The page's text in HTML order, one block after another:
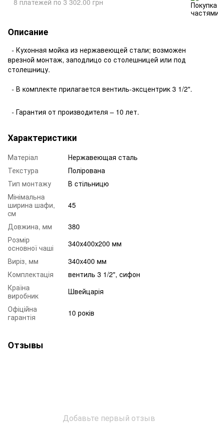
Описание
- Кухонная мойка из нержавеющей стали; возможен
врезной монтаж, заподлицо со столешницей или под
столешницу.
- В комплекте прилагается вентиль-эксцентрик 3 1/2".
- Гарантия от производителя – 10 лет.
Характеристики
Матеріал
Нержавеющая сталь
Текстура
Полірована
Тип монтажу
В стільницю
Мінімальна
ширина шафи,
cм
45
Довжина, мм
380
Розмір
основної чаші
340х400х200 мм
Виріз, мм
340x400 мм
Комплектація
вентиль 3 1/2", сифон
Країна
виробник
Швейцарія
Офіційна
гарантія
10 років
Отзывы
Добавьте первый отзыв